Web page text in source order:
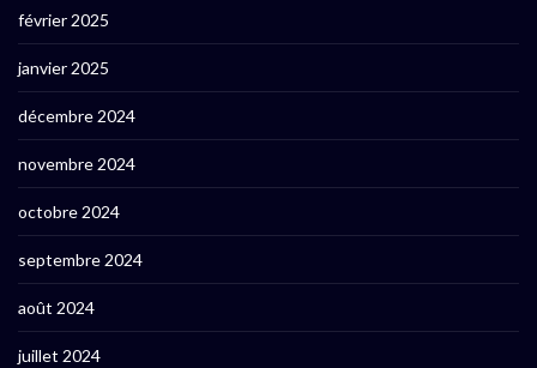
février 2025
janvier 2025
décembre 2024
novembre 2024
octobre 2024
septembre 2024
août 2024
juillet 2024